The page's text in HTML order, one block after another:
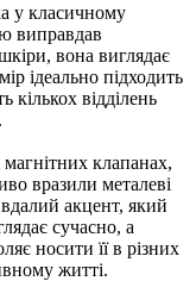
у класичному
виправдав
вона виглядає
ідеально підходить
кількох відділень
клапанах,
вразили металеві
акцент, який
сучасно, а
носити її в різних
житті.